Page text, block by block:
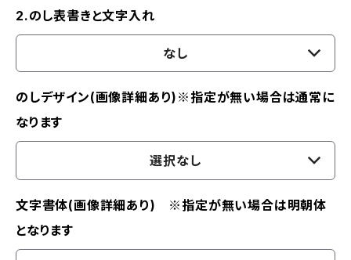
2.のし表書きと文字入れ
なし
のしデザイン(画像詳細あり)※指定が無い場合は通常に
なります
選択なし
文字書体(画像詳細あり) ※指定が無い場合は明朝体
となります